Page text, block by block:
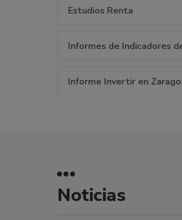
Estudios Renta
Informes de Indicadores
Informe Invertir en
Noticias